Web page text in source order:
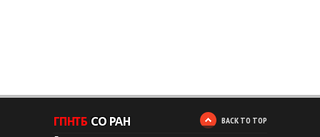
BACK TO TOP